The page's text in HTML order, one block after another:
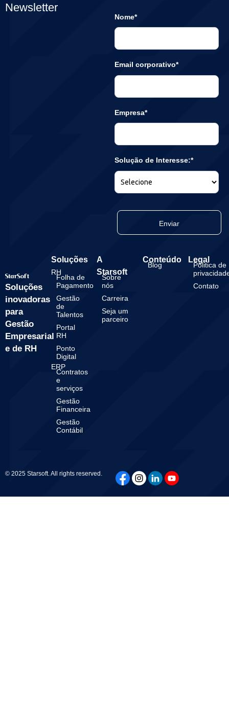
Newsletter
Nome*
Email corporativo*
Empresa*
Solução de Interesse:*
Enviar
Soluções
inovadoras
para
Gestão
Empresarial
e de RH
Soluções
RH
Folha de
Pagamento
Gestão
de
Talentos
Portal
RH
Ponto
Digital
ERP
Contratos
e
serviços
Gestão
Financeira
Gestão
Contábil
A
Starsoft
Sobre
nós
Carreira
Seja um
parceiro
Conteúdo
Blog
Legal
Politica de
Contato
© 2025 Starsoft. All rights reserved.